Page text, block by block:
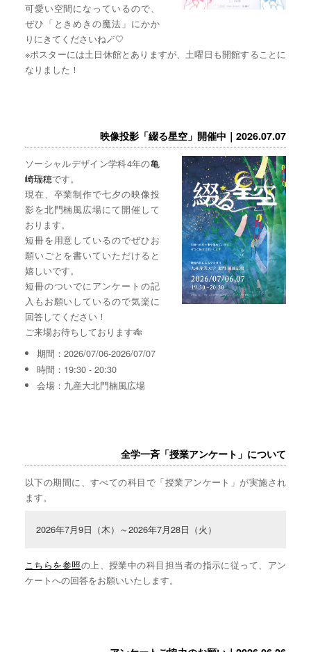
可愛い空間になっているので、
ぜひ「ときめきの魔法」にかか
りにきてくださいね🪄🤍
※ポスターには土日休館とありますが、土曜日も開館することに
なりました！
映像投影「綴る星空」開催中｜2026.07.07
ソーシャルデザイン学科4年の亀
崎瑞穂です。
現在、卒業制作で七夕の映像投
影を北門楠風広場にて開催して
おります。
短冊を用意しているのでぜひお
願いごとを書いていただけると
嬉しいです。
短冊のついでにアンケートの記
入もお願いしているので気楽に
回答してください！
ご来場お待ちしております🎋
期間：2026/07/06-2026/07/07
時間：19:30 - 20:30
会場：九産大北門楠風広場
全学一斉「授業アンケート」について
以下の期間に、すべての科目で「授業アンケート」が実施され
ます。
2026年7月9日（木）～2026年7月28日（火）
こちらを参照の上、授業中の科目担当者の指示に従って、アン
ケートへの回答をお願いいたします。